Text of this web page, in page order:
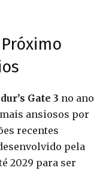
Gate 3 no ano
ansiosos por
recentes
pela
2029 para ser